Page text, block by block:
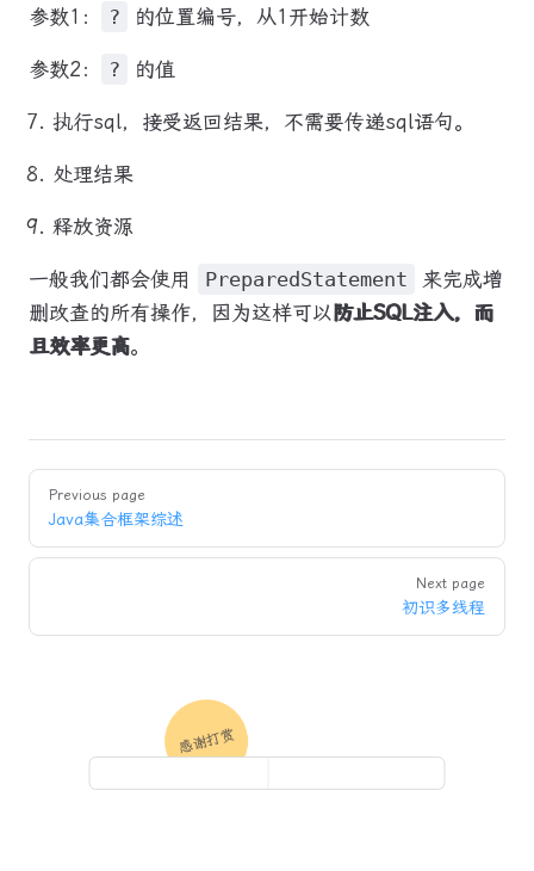
参数1： ? 的位置编号，从1开始计数
参数2： ? 的值
执行sql，接受返回结果，不需要传递sql语句。
处理结果
释放资源
一般我们都会使用 PreparedStatement
来完成增
删改查的所有操作，因为这样可以防止SQL注入，而
且效率更高。
PagerPrevious page
Java集合框架综述
Next page
初识多线程
感谢打赏